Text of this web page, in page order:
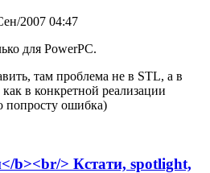
2007 04:47
для PowerPC.
там проблема не в STL, а в
в конкретной реализации
попросту ошибка)
b><br/> Кстати, spotlight,